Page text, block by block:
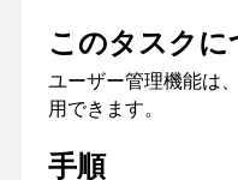
このタスクに
ユーザー管理機能は
用できます。
手順